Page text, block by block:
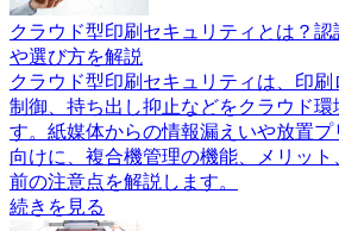
クラウド型印刷セキュリティとは？
や選び方を解説
クラウド型印刷セキュリティは、印
制御、持ち出し抑止などをクラウド
す。紙媒体からの情報漏えいや放置
向けに、複合機管理の機能、メリット
前の注意点を解説します。
続きを見る